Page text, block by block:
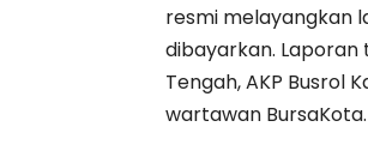
resmi melayangkan
dibayarkan.
Tengah, AKP Busrol
wartawan BursaKota.